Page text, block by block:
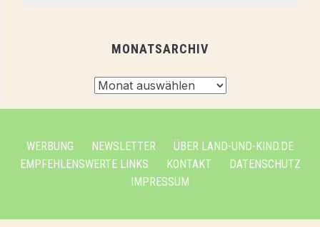
MONATSARCHIV
WERBUNG NEWSLETTER
ÜBER LAND-UND-KIND.DE
EMPFEHLENSWERTE LINKS
KONTAKT
DATENSCHUTZ
IMPRESSUM